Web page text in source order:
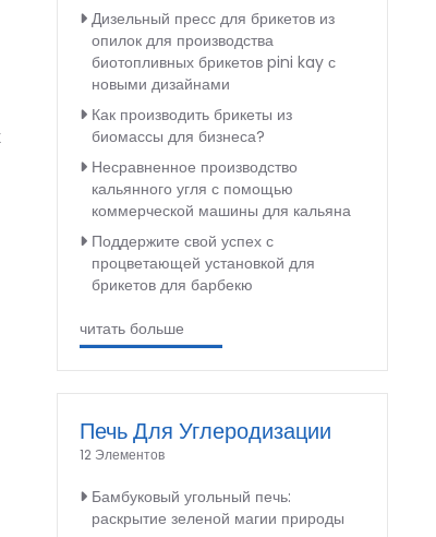
Дизельный пресс для брикетов из
опилок для производства
биотопливных брикетов pini kay с
новыми дизайнами
Как производить брикеты из
биомассы для бизнеса?
Несравненное производство
кальянного угля с помощью
коммерческой машины для кальяна
Поддержите свой успех с
процветающей установкой для
брикетов для барбекю
читать больше
Печь Для Углеродизации
12 Элементов
Бамбуковый угольный печь:
раскрытие зеленой магии природы